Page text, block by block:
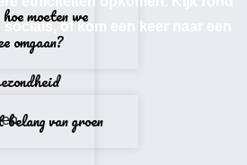
moeten we
omgaan?
van groen
of kom een keer naar een